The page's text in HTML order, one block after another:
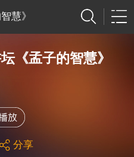
慧》
《孟子的智慧》
分享